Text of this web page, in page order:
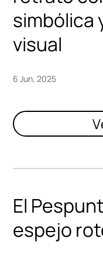
simbólica
visual
6 Jun, 2025
El
espejo